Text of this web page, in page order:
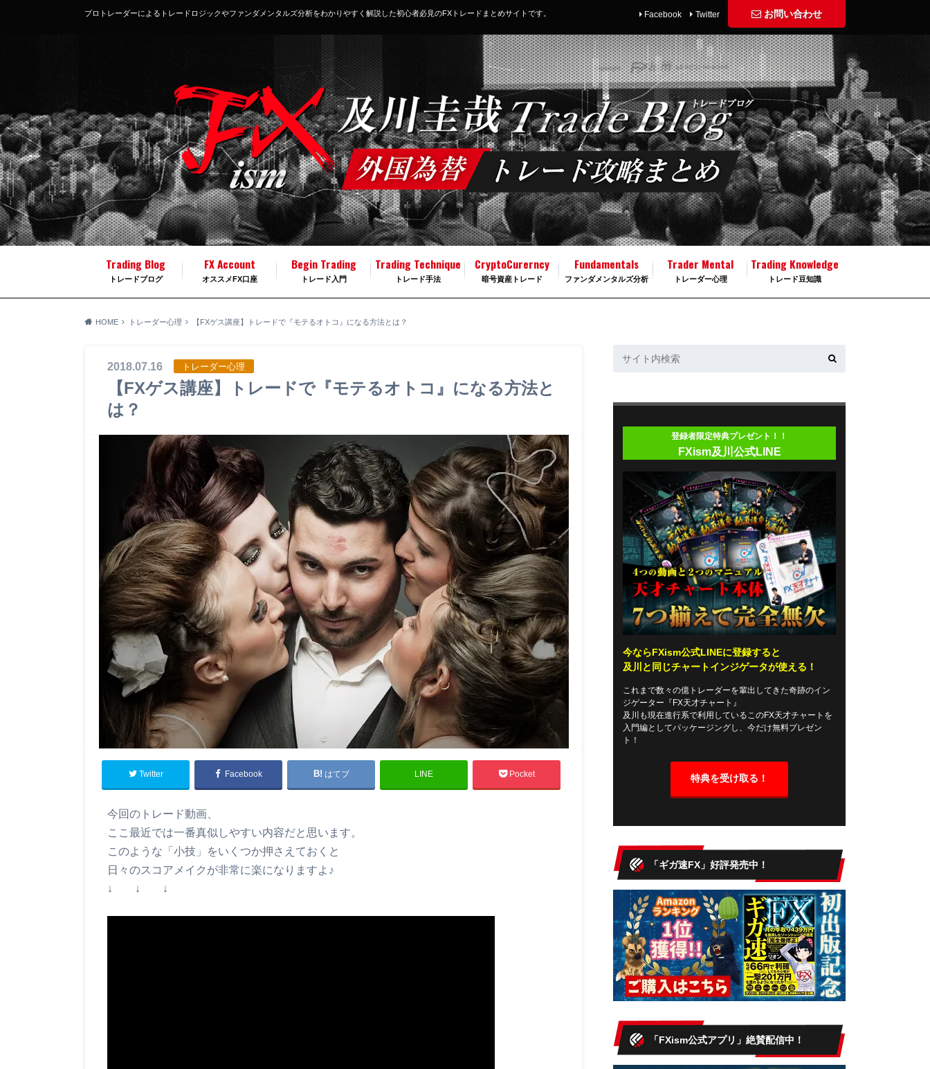
プロトレーダーによるトレードロジックやファンダメンタルズ分析をわかりやすく解説した初心者必見のFXトレードまとめサイトです。 お問い合わせ
Facebook Twitter
トレードブログ
Trading Blog
オススメFX口座
FX Account
トレード入門
Begin Trading
トレード手法
Trading Technique
暗号資産トレード
CryptoCurerncy
ファンダメンタルズ分析
Fundamentals
トレーダー心理
Trader Mental
トレード豆知識
Trading Knowledge
HOME トレーダー心理 【FXゲス講座】トレードで『モテるオトコ』になる方法とは？
2018.07.16 トレーダー心理
【FXゲス講座】トレードで『モテるオトコ』になる方法と
は？
Twitter Facebook はてブ LINE Pocket
今回のトレード動画、
ここ最近では一番真似しやすい内容だと思います。
このような「小技」をいくつか押さえておくと
日々のスコアメイクが非常に楽になりますよ♪
↓ ↓ ↓
登録者限定特典プレゼント！！
FXism及川公式LINE
今ならFXism公式LINEに登録すると
及川と同じチャートインジゲータが使える！
これまで数々の億トレーダーを輩出してきた奇跡のイン
ジゲーター『FX天才チャート』
及川も現在進行系で利用しているこのFX天才チャートを
入門編としてパッケージングし、今だけ無料プレゼン
ト！
特典を受け取る！
「ギガ速FX」好評発売中！
「FXism公式アプリ」絶賛配信中！